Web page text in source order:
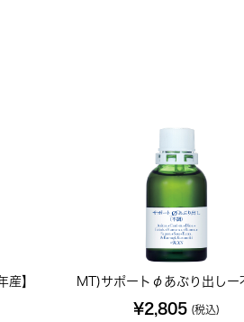
産】 MT)サポートφあぶり出しー
¥2,805 (税込)